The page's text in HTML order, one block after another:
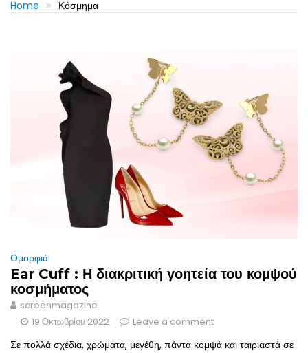
Home Κόσμημα
Ομορφιά
Ear Cuff : Η διακριτική γοητεία του κομψού
κοσμήματος
screenmagazine
19 Οκτωβρίου 2022
Leave a comment
Σε πολλά σχέδια, χρώματα, μεγέθη, πάντα κομψά και ταιριαστά σε